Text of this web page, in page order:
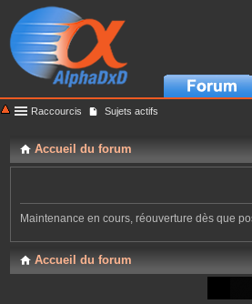
Raccourcis Sujets actifs
Accueil du forum
Maintenance en cours, réouverture dès que
Accueil du forum